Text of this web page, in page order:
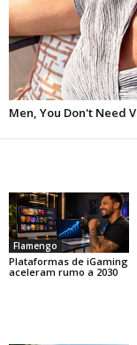
Flamengo
Plataformas de iGaming
aceleram rumo a 2030